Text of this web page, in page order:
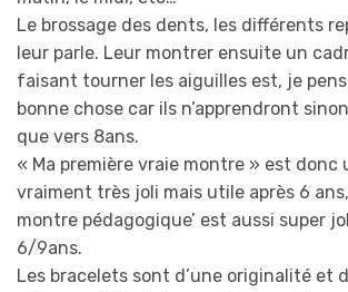
Le brossage des dents, les différents
leur parle. Leur montrer ensuite un
faisant tourner les aiguilles est, je
bonne chose car ils n’apprendront
que vers 8ans.
« Ma première vraie montre » est donc
vraiment très joli mais utile après 6
montre pédagogique’ est aussi super
6/9ans.
Les bracelets sont d’une originalité et